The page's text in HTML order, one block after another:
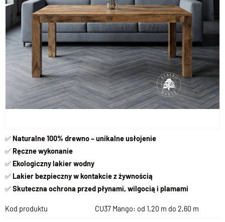
✅Naturalne 100% drewno – unikalne usłojenie
✅Ręczne wykonanie
✅Ekologiczny lakier wodny
✅Lakier bezpieczny w kontakcie z żywnością
✅Skuteczna ochrona przed płynami, wilgocią i plamami
Kod produktu CU37 Mango: od 1,20 m do 2,60 m